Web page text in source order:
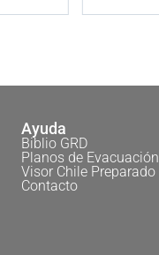
Ayuda
Biblio GRD
Planos de Evacuación
Visor Chile Preparado
Contacto